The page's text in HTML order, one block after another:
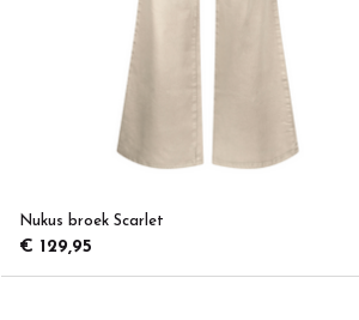
Nukus broek Scarlet
€ 129,95